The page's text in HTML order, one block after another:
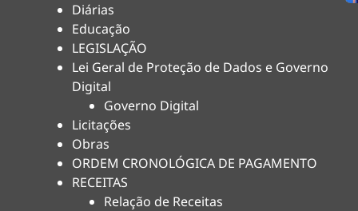
Diárias
Educação
LEGISLAÇÃO
Lei Geral de Proteção de Dados e Governo
Digital
Governo Digital
Licitações
Obras
ORDEM CRONOLÓGICA DE PAGAMENTO
RECEITAS
Relação de Receitas